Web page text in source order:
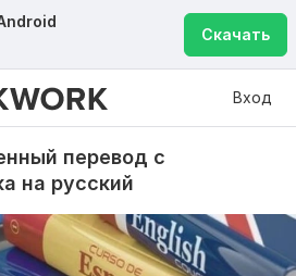
Скачать
Вход
перевод с
на русский